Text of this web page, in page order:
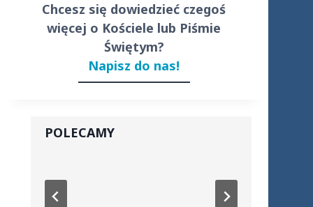
Chcesz się dowiedzieć czegoś
więcej o Kościele lub Piśmie
Świętym?
Napisz do nas!
POLECAMY